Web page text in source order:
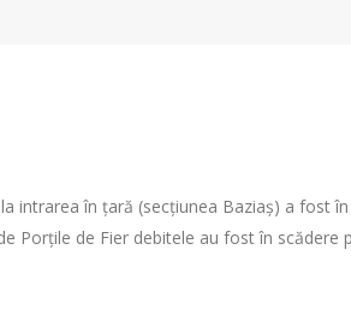
intrarea în ţară (secţiunea Baziaş) a fost
Porţile de Fier debitele au fost în